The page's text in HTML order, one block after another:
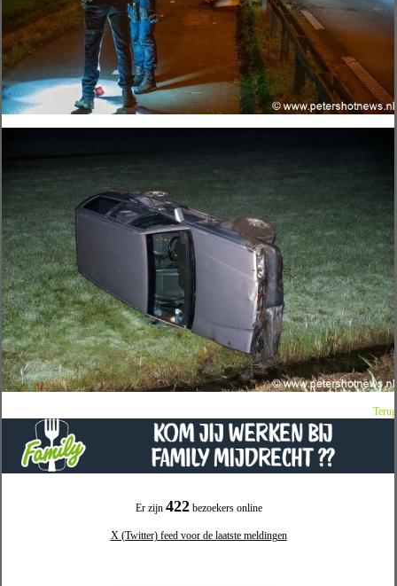
Er zijn 422bezoekers online
X (Twitter) feed voor de laatste meldingen
Terug